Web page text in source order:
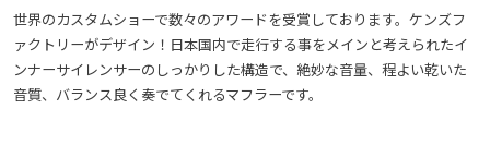
世界のカスタムショーで数々のアワードを受賞しております。ケンズフ
ァクトリーがデザイン！日本国内で走行する事をメインと考えられたイ
ンナーサイレンサーのしっかりした構造で、絶妙な音量、程よい乾いた
音質、バランス良く奏でてくれるマフラーです。